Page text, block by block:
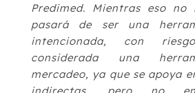
Predimed. Mientras eso no
pasará de ser una
intencionada, con
considerada una
mercadeo, ya que se apoya